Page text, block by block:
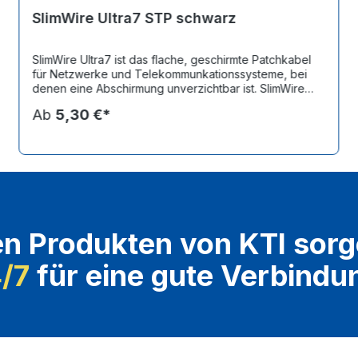
SlimWire Ultra7 STP schwarz
SlimWire Ultra7 ist das flache, geschirmte Patchkabel
für Netzwerke und Telekommunkationssysteme, bei
denen eine Abschirmung unverzichtbar ist. SlimWire
Steigeschächten und ist die Lösung für viele
(U/FTP) Flachkabel 7x2mm mit beidseitigem RJ45
Sonderlänge, Toleranz +/- 10mm. Betriebstemperatur
-40°C bis +70°C.
Ab 5,30 €*
Produkten von KTI
7 für eine gute